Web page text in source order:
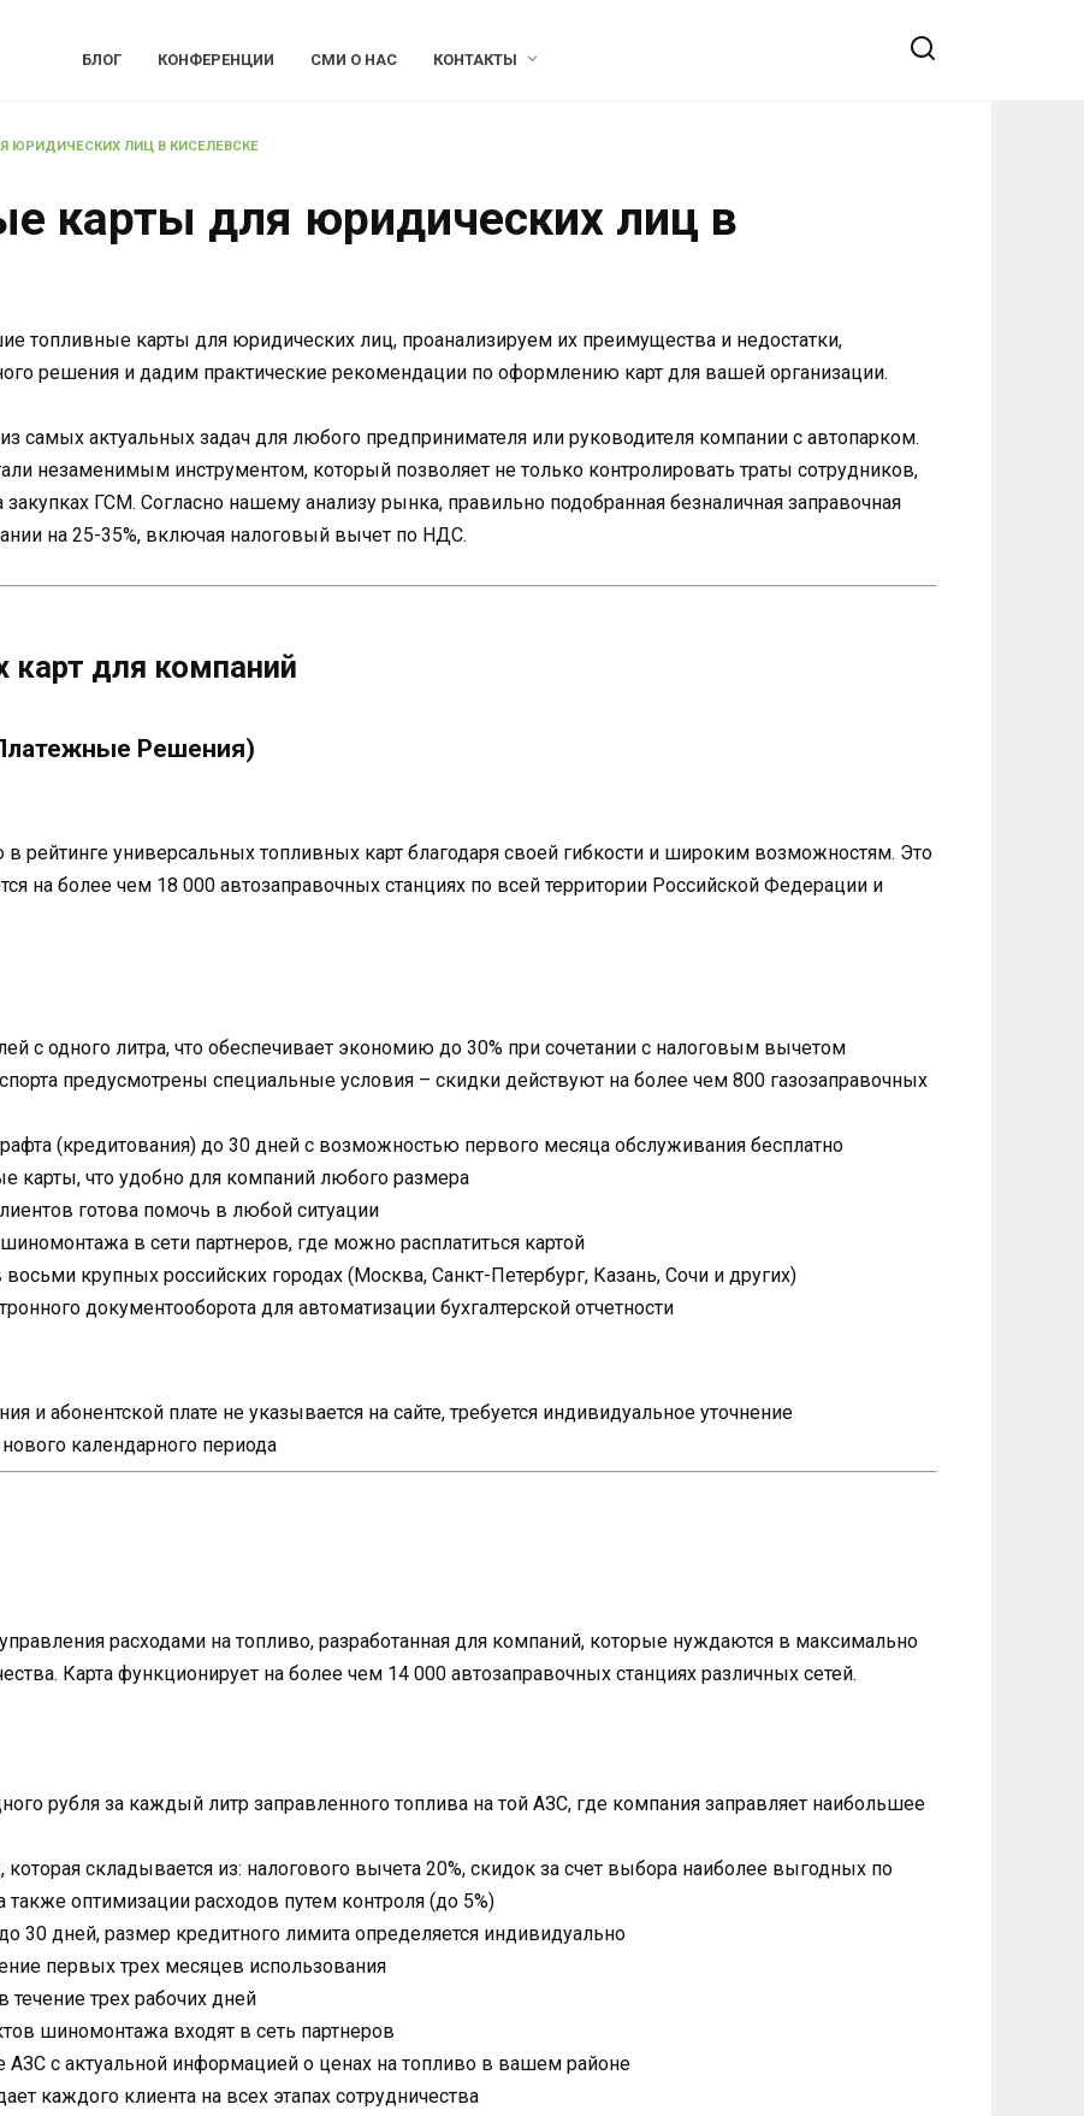
БЛОГ КОНФЕРЕНЦИИ СМИ О НАС КОНТАКТЫ
ЮРИДИЧЕСКИХ ЛИЦ В КИСЕЛЕВСКЕ
карты для юридических лиц в
топливные карты для юридических лиц, проанализируем их преимущества и недостатки,
решения и дадим практические рекомендации по оформлению карт для вашей организации.
самых актуальных задач для любого предпринимателя или руководителя компании с автопарком.
незаменимым инструментом, который позволяет не только контролировать траты сотрудников,
ГСМ. Согласно нашему анализу рынка, правильно подобранная безналичная заправочная
на 25-35%, включая налоговый вычет по НДС.
для компаний
Решения)
универсальных топливных карт благодаря своей гибкости и широким возможностям. Это
на более чем 18 000 автозаправочных станциях по всей территории Российской Федерации и
с одного литра, что обеспечивает экономию до 30% при сочетании с налоговым вычетом
предусмотрены специальные условия – скидки действуют на более чем 800 газозаправочных
(кредитования) до 30 дней с возможностью первого месяца обслуживания бесплатно
карты, что удобно для компаний любого размера
готова помочь в любой ситуации
в сети партнеров, где можно расплатиться картой
крупных российских городах (Москва, Санкт-Петербург, Казань, Сочи и других)
документооборота для автоматизации бухгалтерской отчетности
и абонентской плате не указывается на сайте, требуется индивидуальное уточнение
календарного периода
расходами на топливо, разработанная для компаний, которые нуждаются в максимально
Карта функционирует на более чем 14 000 автозаправочных станциях различных сетей.
рубля за каждый литр заправленного топлива на той АЗС, где компания заправляет наибольшее
складывается из: налогового вычета 20%, скидок за счет выбора наиболее выгодных по
также оптимизации расходов путем контроля (до 5%)
30 дней, размер кредитного лимита определяется индивидуально
первых трех месяцев использования
течение трех рабочих дней
шиномонтажа входят в сеть партнеров
с актуальной информацией о ценах на топливо в вашем районе
каждого клиента на всех этапах сотрудничества